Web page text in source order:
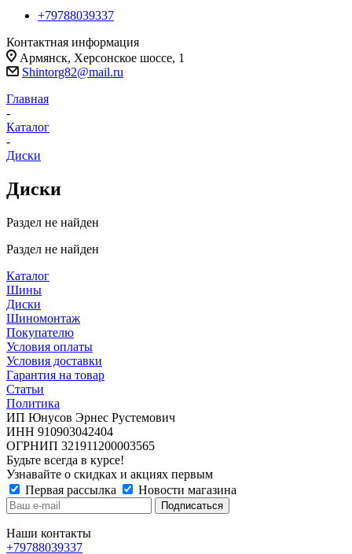
+79788039337
Контактная информация
Армянск, Херсонское шоссе, 1
Shintorg82@mail.ru
Главная
-
Каталог
-
Диски
Диски
Раздел не найден
Раздел не найден
Каталог
Шины
Диски
Шиномонтаж
Покупателю
Условия оплаты
Условия доставки
Гарантия на товар
Статьи
Политика
ИП Юнусов Эрнес Рустемович
ИНН 910903042404
ОГРНИП 321911200003565
Будьте всегда в курсе!
Узнавайте о скидках и акциях первым
Первая рассылка
Новости магазина
Наши контакты
+79788039337